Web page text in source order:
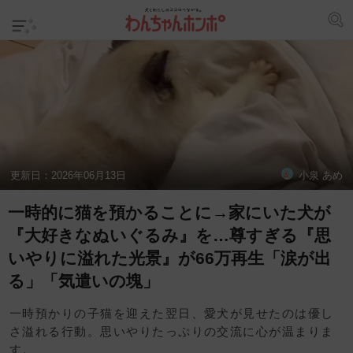
更新日： 2026年06月13日 小泉 あめ
一時的に猫を預かることに→家にいた犬が
『大好きなぬいぐるみ』を…尊すぎる『思
いやりに溢れた光景』が66万再生「涙が出
る」「気遣いの塊」
一時預かりの子猫を迎えた翌日、愛犬が見せたのは優し
さ溢れる行動。思いやりたっぷりの交流に心が温まりま
す。